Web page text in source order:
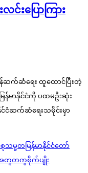
းပြောကြား
န်ဆက်ဆံရေး ထူထောင်ပြီးတဲ့
န်မာနိုင်ငံကို ပထမဦးဆုံး
ငံဆက်ဆံရေးသမိုင်းမှာ